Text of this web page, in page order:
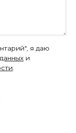
я даю
и